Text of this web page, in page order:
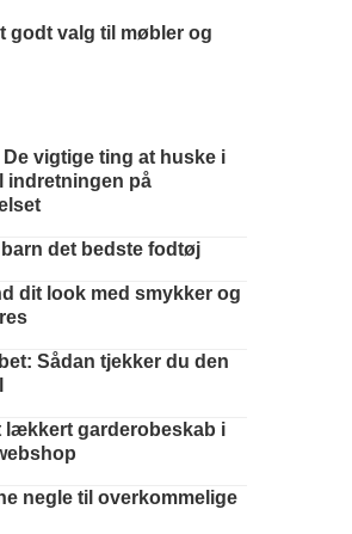
godt valg til møbler og
De vigtige ting at huske i
indretningen på
det bedste fodtøj
dit look med smykker og
Sådan tjekker du den
lækkert garderobeskab i
negle til overkommelige